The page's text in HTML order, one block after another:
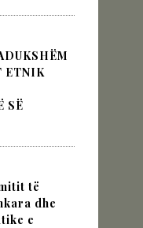
ETNIK
SË
të
dhe
e